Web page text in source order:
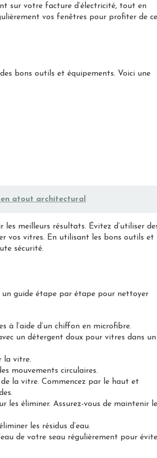
sur votre facture d’électricité, tout en
vos fenêtres pour profiter de
bons outils et équipements. Voici une
atout architectural
meilleurs résultats. Évitez d’utiliser
vos vitres. En utilisant les bons outils et
sécurité.
un guide étape par étape pour nettoyer
à l’aide d’un chiffon en microfibre.
un détergent doux pour vitres dans un
la vitre.
mouvements circulaires.
la vitre. Commencez par le haut et
les éliminer. Assurez-vous de maintenir
les résidus d’eau.
de votre seau régulièrement pour